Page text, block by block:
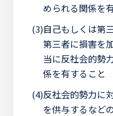
められる関係を
(3)自己もしくは第
第三者に損害を
当に反社会的勢
係を有すること
(4)反社会的勢力に
を供与するなど